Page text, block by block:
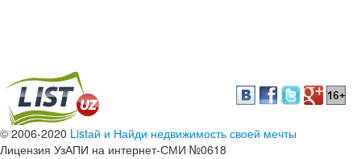
© 2006-2020 Listай и Найди недвижимость своей мечты
Лицензия УзАПИ на интернет-СМИ №0618